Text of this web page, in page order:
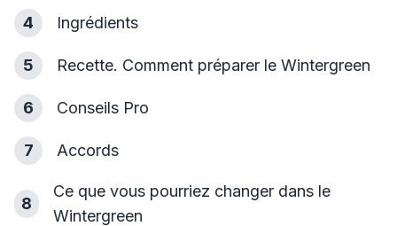
4 Ingrédients
5 Recette. Comment préparer le Wintergreen
6 Conseils Pro
7 Accords
8
Ce que vous pourriez changer dans le
Wintergreen